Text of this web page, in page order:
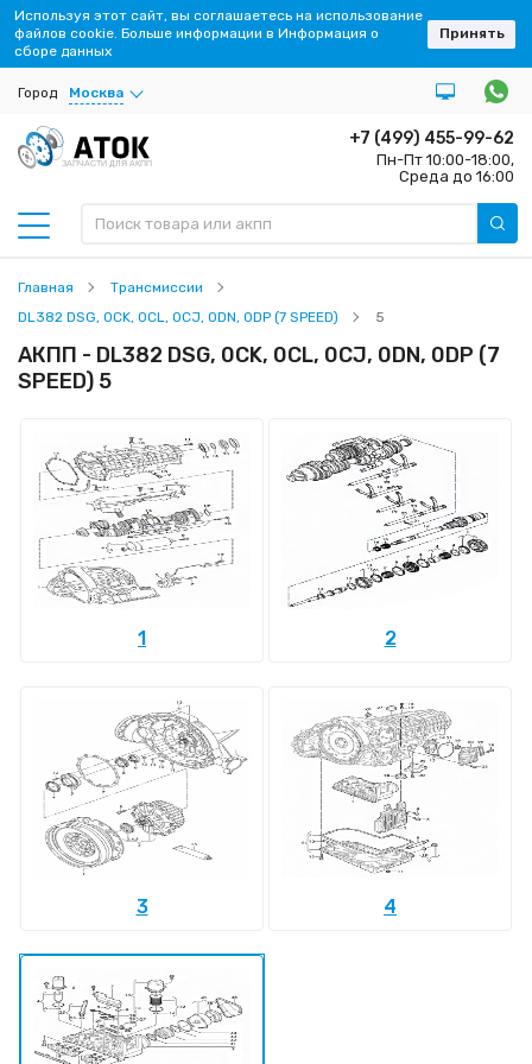
Город Москва
ЗАПЧАСТИ ДЛЯ АКПП
+7 (499) 455-99-62
Пн-Пт 10:00-18:00,
Среда до 16:00
Главная
Трансмиссии
DL382 DSG, 0CK, 0CL, 0CJ, 0DN, 0DP (7 SPEED)
5
АКПП - DL382 DSG, 0CK, 0CL, 0CJ, 0DN, 0DP (7
SPEED) 5
1 2
3 4
Используя этот сайт, вы соглашаетесь на использование
файлов cookie. Больше информации в Информация о
сборе данных
Принять